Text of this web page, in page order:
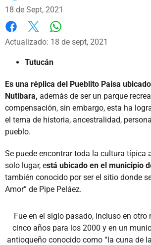
18 de Sept, 2021
Facebook
X
Actualizado: 18 de sept, 2021
Tutucán
Es una réplica del Pueblito Paisa
Nutibara, además de ser un parque
compensación, sin embargo, esta ha
el tema de historia, ancestralidad,
pueblo.
Se puede encontrar toda la cultura típica
solo lugar, está ubicado en el municipio
también conocido por ser el sitio donde
Amor” de Pipe Peláez.
Fue en el siglo pasado, incluso en
cinco años para los 2000 y en un
antioqueño conocido como “la cuna de